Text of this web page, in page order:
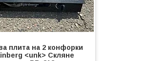
плита на 2 конфорки
<unk> Скляне